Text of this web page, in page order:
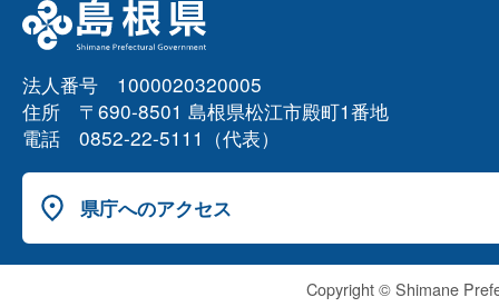
法人番号 1000020320005
住所 〒690-8501 島根県松江市殿町1番地
電話 0852-22-5111（代表）
県庁へのアクセス
Copyright © Shimane